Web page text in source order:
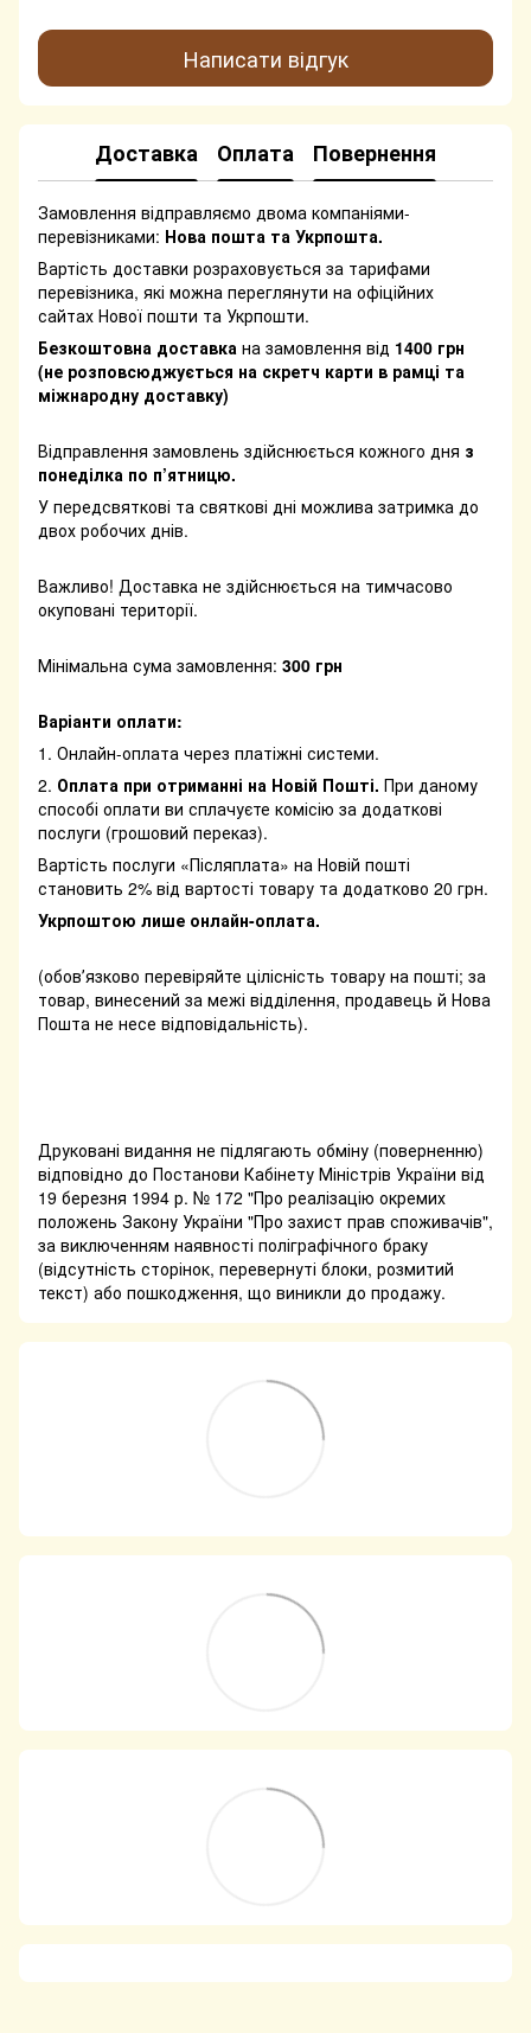
Написати відгук
Доставка Оплата Повернення
Замовлення відправляємо двома компаніями-
перевізниками: Нова пошта та Укрпошта.
Вартість доставки розраховується за тарифами
перевізника, які можна переглянути на офіційних
сайтах Нової пошти та Укрпошти.
Безкоштовна доставка на замовлення від 1400 грн
(не розповсюджується на скретч карти в рамці та
міжнародну доставку)
Відправлення замовлень здійснюється кожного дня з
понеділка по п’ятницю.
У передсвяткові та святкові дні можлива затримка до
двох робочих днів.
Важливо! Доставка не здійснюється на тимчасово
окуповані території.
Мінімальна сума замовлення: 300 грн
Варіанти оплати:
1. Онлайн-оплата через платіжні системи.
2. Оплата при отриманні на Новій Пошті. При даному
способі оплати ви сплачуєте комісію за додаткові
послуги (грошовий переказ).
Вартість послуги «Післяплата» на Новій пошті
становить 2% від вартості товару та додатково 20 грн.
Укрпоштою лише онлайн-оплата.
(обовʼязково перевіряйте цілісність товару на пошті; за
товар, винесений за межі відділення, продавець й Нова
Пошта не несе відповідальність).
Друковані видання не підлягають обміну (поверненню)
відповідно до Постанови Кабінету Міністрів України від
19 березня 1994 р. № 172 "Про реалізацію окремих
положень Закону України "Про захист прав споживачів",
за виключенням наявності поліграфічного браку
(відсутність сторінок, перевернуті блоки, розмитий
текст) або пошкодження, що виникли до продажу.